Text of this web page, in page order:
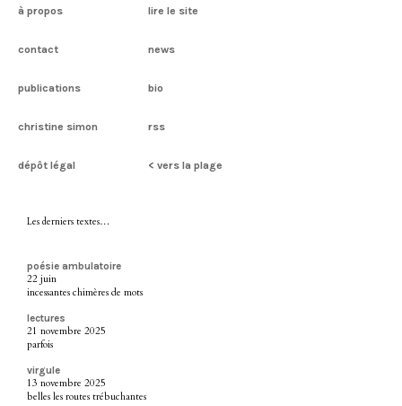
à propos lire le site
contact news
publications bio
christine simon rss
dépôt légal < vers la plage
Les derniers textes…
poésie ambulatoire
22 juin
incessantes chimères de mots
lectures
21 novembre 2025
parfois
virgule
13 novembre 2025
belles les routes trébuchantes